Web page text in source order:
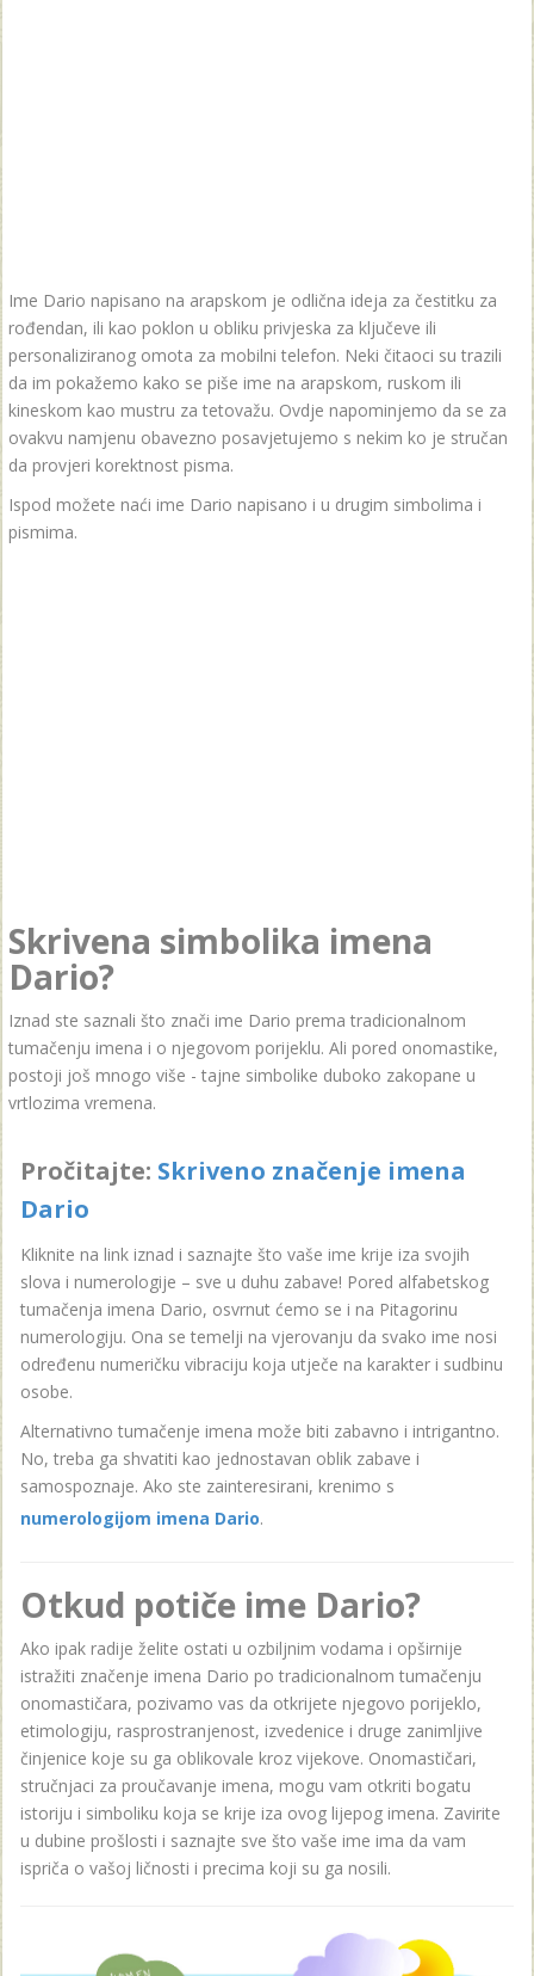
Ime Dario napisano na arapskom je odlična ideja za čestitku za
rođendan, ili kao poklon u obliku privjeska za ključeve ili
personaliziranog omota za mobilni telefon. Neki čitaoci su trazili
da im pokažemo kako se piše ime na arapskom, ruskom ili
kineskom kao mustru za tetovažu. Ovdje napominjemo da se za
ovakvu namjenu obavezno posavjetujemo s nekim ko je stručan
da provjeri korektnost pisma.
Ispod možete naći ime Dario napisano i u drugim simbolima i
pismima.
Skrivena simbolika imena
Dario?
Iznad ste saznali što znači ime Dario prema tradicionalnom
tumačenju imena i o njegovom porijeklu. Ali pored onomastike,
postoji još mnogo više - tajne simbolike duboko zakopane u
vrtlozima vremena.
Pročitajte: Skriveno značenje imena
Dario
Kliknite na link iznad i saznajte što vaše ime krije iza svojih
slova i numerologije – sve u duhu zabave! Pored alfabetskog
tumačenja imena Dario, osvrnut ćemo se i na Pitagorinu
numerologiju. Ona se temelji na vjerovanju da svako ime nosi
određenu numeričku vibraciju koja utječe na karakter i sudbinu
osobe.
Alternativno tumačenje imena može biti zabavno i intrigantno.
No, treba ga shvatiti kao jednostavan oblik zabave i
samospoznaje. Ako ste zainteresirani, krenimo s
numerologijom imena Dario.
Otkud potiče ime Dario?
Ako ipak radije želite ostati u ozbiljnim vodama i opširnije
istražiti značenje imena Dario po tradicionalnom tumačenju
onomastičara, pozivamo vas da otkrijete njegovo porijeklo,
etimologiju, rasprostranjenost, izvedenice i druge zanimljive
činjenice koje su ga oblikovale kroz vijekove. Onomastičari,
stručnjaci za proučavanje imena, mogu vam otkriti bogatu
istoriju i simboliku koja se krije iza ovog lijepog imena. Zavirite
u dubine prošlosti i saznajte sve što vaše ime ima da vam
ispriča o vašoj ličnosti i precima koji su ga nosili.